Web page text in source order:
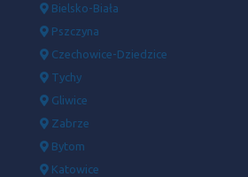
Bielsko-Biała
Pszczyna
Czechowice-Dziedzice
Tychy
Gliwice
Zabrze
Bytom
Katowice